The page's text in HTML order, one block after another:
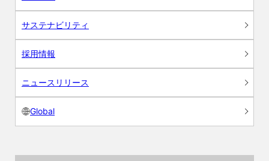
サステナビリティ
採用情報
ニュースリリース
Global